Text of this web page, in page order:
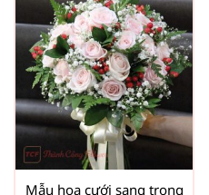
Mẫu hoa cưới sang trọng